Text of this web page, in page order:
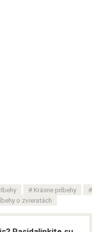
Krásne príbehy
o zvieratách